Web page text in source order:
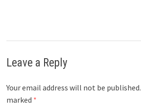
Leave a Reply
Your email address will not be published.
marked *